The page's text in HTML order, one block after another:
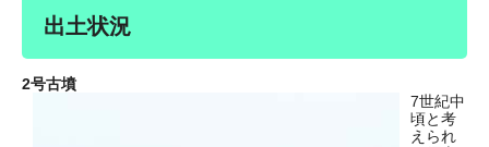
出土状況
2号古墳
7世紀中
頃と考
えられ